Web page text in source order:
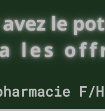
F/H